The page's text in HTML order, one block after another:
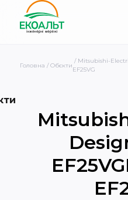
Головна /Обєкти
/ Mitsubishi-
EF25VG